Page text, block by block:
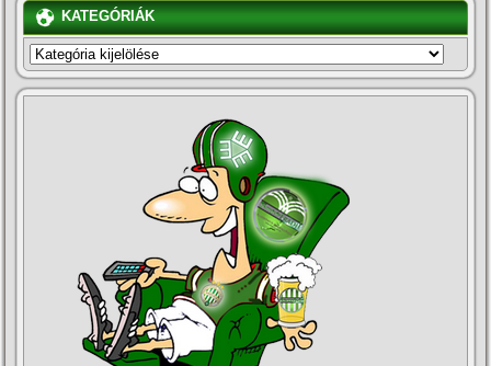
KATEGÓRIÁK
KATEGÓRIÁK